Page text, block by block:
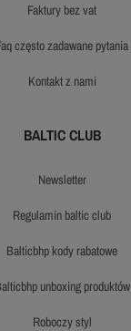
faktury bez vat
faq często zadawane pytania
kontakt z nami
BALTIC CLUB
newsletter
regulamin baltic club
balticbhp kody rabatowe
balticbhp unboxing produktów
roboczy styl